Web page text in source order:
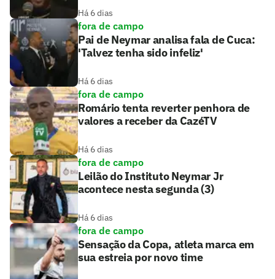
Há 6 dias
fora de campo
Pai de Neymar analisa fala de Cuca:
'Talvez tenha sido infeliz'
Há 6 dias
fora de campo
Romário tenta reverter penhora de
valores a receber da CazéTV
Há 6 dias
fora de campo
Leilão do Instituto Neymar Jr
acontece nesta segunda (3)
Há 6 dias
fora de campo
Sensação da Copa, atleta marca em
sua estreia por novo time